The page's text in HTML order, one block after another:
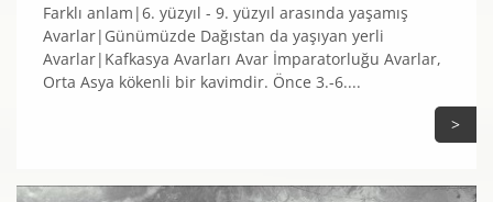
Farklı anlam|6. yüzyıl - 9. yüzyıl arasında yaşamış
Avarlar|Günümüzde Dağıstan da yaşıyan yerli
Avarlar|Kafkasya Avarları Avar İmparatorluğu Avarlar,
Orta Asya kökenli bir kavimdir. Önce 3.-6....
>